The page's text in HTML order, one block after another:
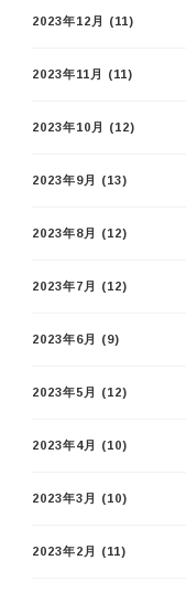
2023年12月 (11)
2023年11月 (11)
2023年10月 (12)
2023年9月 (13)
2023年8月 (12)
2023年7月 (12)
2023年6月 (9)
2023年5月 (12)
2023年4月 (10)
2023年3月 (10)
2023年2月 (11)